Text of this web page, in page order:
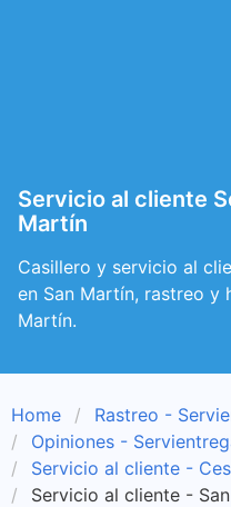
Servicio al cliente
Martín
Casillero y servicio al
en San Martín, rastreo y
Martín.
Home
Rastreo -
Opiniones -
Servicio al cliente -
Servicio al cliente -